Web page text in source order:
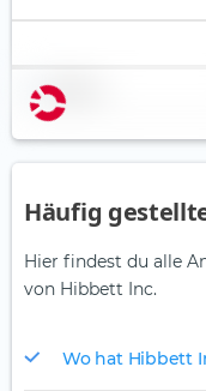
Name
Häufig
Hier findest du alle
von Hibbett Inc.
Wo hat Hibbett